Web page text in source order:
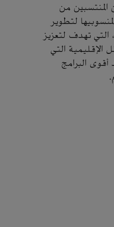
المنتسبين من
لتطوير
التي تهدف لتعزيز
الإقليمية التي
البرامج